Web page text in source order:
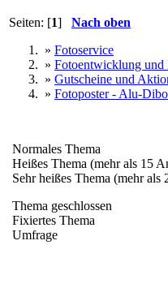
Seiten: [1] Nach oben
» Fotoservice
» Fotoentwicklung und
» Gutscheine und
» Fotoposter - Alu-
Normales Thema
Heißes Thema (mehr als 15
Sehr heißes Thema (mehr als
Thema geschlossen
Fixiertes Thema
Umfrage